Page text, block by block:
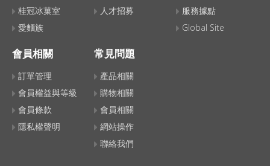
桂冠冰菓室
愛麵族
人才招募
服務據點
Global Site
會員相關
訂單管理
會員權益與等級
會員條款
隱私權聲明
常見問題
產品相關
購物相關
會員相關
網站操作
聯絡我們